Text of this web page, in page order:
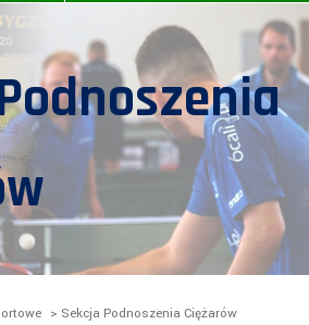
> Sekcja Podnoszenia Ciężarów